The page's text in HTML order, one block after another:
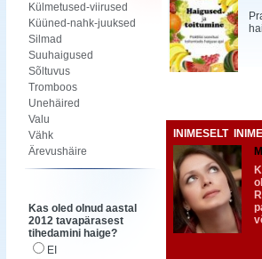
Külmetused-viirused
Küüned-nahk-juuksed
Silmad
Suuhaigused
Sõltuvus
Tromboos
Unehäired
Valu
Vähk
Ärevushäire
Kas oled olnud aastal
2012 tavapärasest
tihedamini haige?
EI
INIMESELT